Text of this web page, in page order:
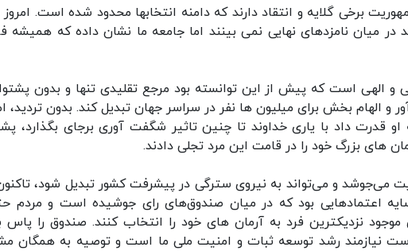
برخی گلایه و انتقاد دارند که دامنه انتخابها محدود شده است.
در میان نامزدهای نهایی نمی بینند اما جامعه ما نشان داده که همیشه
و الهی است که پیش از این توانسته بود مرجع تقلیدی تنها و بدون
و الهام بخش برای میلیون ها نفر در سراسر جهان تبدیل کند. بدون
او قدرت داد با یاری خداوند تا چنین تاثیر شگفت آوری برجای بگذارد،
های بزرگ خود را در قامت این مرد تجلی دادند.
می‌جوشد و می‌تواند به نیروی سترگی در پیشرفت کشور تبدیل شود،
اعتمادهایی بود که در میان صندوق‌های رای جوشیده است و مردم
نزدیکترین فرد به آرمان های خود را انتخاب کنند. صندوق را پاس
نیازمند رشد توسعه ثبات و امنیت ملی ما است و توصیه به همگان